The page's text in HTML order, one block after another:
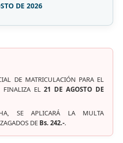
DE 2026
DE MATRICULACIÓN PARA EL
FINALIZA EL21 DE AGOSTO DE
SE APLICARÁ LA MULTA
DE Bs. 242.-.